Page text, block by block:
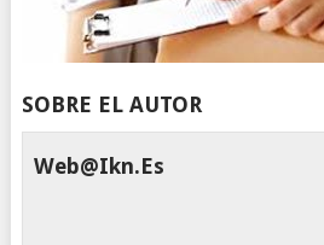
SOBRE EL AUTOR
Web@ikn.es